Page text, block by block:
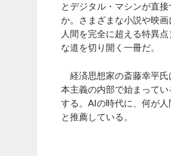
とデジタル・マシンが直
か。さまざまな小説や映
人間を完全に超える特異
な道を切り開く一冊だ。
経済思想家の斎藤幸平氏
本主義の内部で始まって
する。AIの時代に、何が
と推薦している。